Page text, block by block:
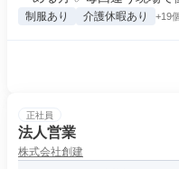
制服あり 介護休暇あり +19
正社員
法人営業
株式会社創建